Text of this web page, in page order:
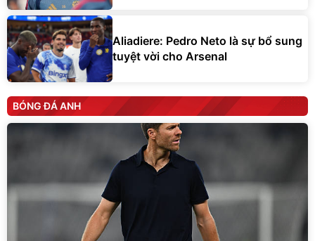
Aliadiere: Pedro Neto là sự bổ sung
tuyệt vời cho Arsenal
BÓNG ĐÁ ANH